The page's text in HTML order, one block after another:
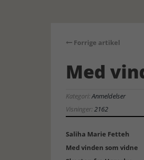
Forrige artikel
Med
Kategori:Anmeldelser
Visninger:2162
Saliha Marie Fetteh
Med vinden som vidne